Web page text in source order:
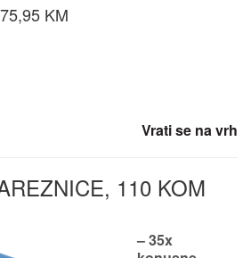
KM
Vrati se na vrh
110 KOM
– 35x